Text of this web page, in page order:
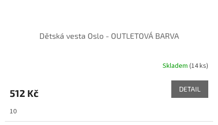
Dětská vesta Oslo - OUTLETOVÁ BARVA
Skladem (14 ks)
512 Kč DETAIL
10